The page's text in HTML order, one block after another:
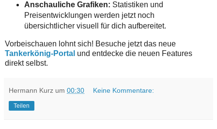
Anschauliche Grafiken: Statistiken und
Preisentwicklungen werden jetzt noch
übersichtlicher visuell für dich aufbereitet.
Vorbeischauen lohnt sich! Besuche jetzt das neue
Tankerkönig-Portal und entdecke die neuen Features
direkt selbst.
Hermann Kurz um 00:30 Keine Kommentare:
Teilen